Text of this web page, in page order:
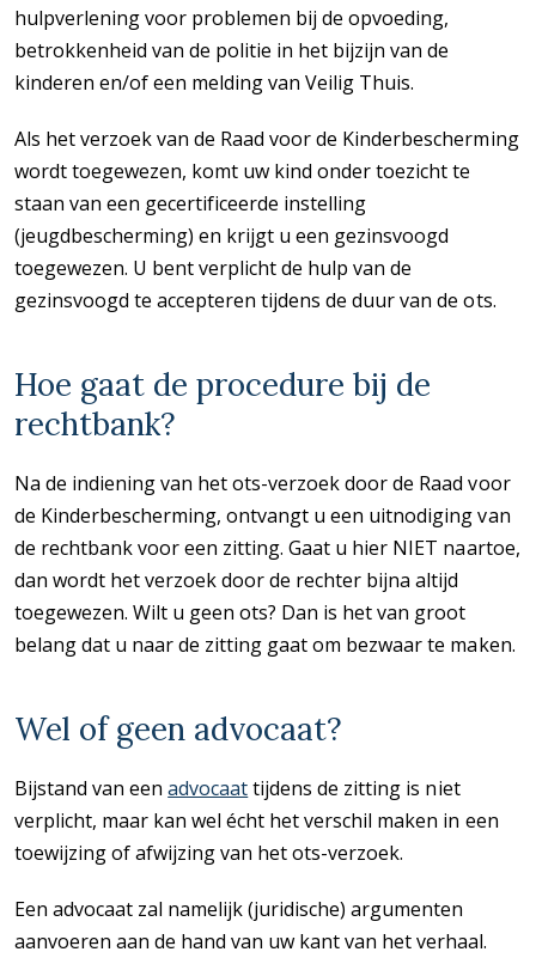
hulpverlening voor problemen bij de opvoeding,
betrokkenheid van de politie in het bijzijn van de
kinderen en/of een melding van Veilig Thuis.
Als het verzoek van de Raad voor de Kinderbescherming
wordt toegewezen, komt uw kind onder toezicht te
staan van een gecertificeerde instelling
(jeugdbescherming) en krijgt u een gezinsvoogd
toegewezen. U bent verplicht de hulp van de
gezinsvoogd te accepteren tijdens de duur van de ots.
Hoe gaat de procedure bij de
rechtbank?
Na de indiening van het ots-verzoek door de Raad voor
de Kinderbescherming, ontvangt u een uitnodiging van
de rechtbank voor een zitting. Gaat u hier NIET naartoe,
dan wordt het verzoek door de rechter bijna altijd
toegewezen. Wilt u geen ots? Dan is het van groot
belang dat u naar de zitting gaat om bezwaar te maken.
Wel of geen advocaat?
Bijstand van eenadvocaattijdens de zitting is niet
verplicht, maar kan wel écht het verschil maken in een
toewijzing of afwijzing van het ots-verzoek.
Een advocaat zal namelijk (juridische) argumenten
aanvoeren aan de hand van uw kant van het verhaal.